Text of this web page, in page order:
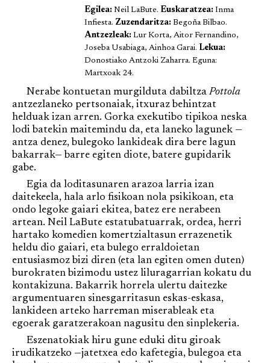
Egilea: Neil LaBute. Euskaratzea: Inma
Infiesta. Zuzendaritza: Begoña Bilbao.
Antzezleak: Lur Korta, Aitor Fernandino,
Joseba Usabiaga, Ainhoa Garai. Lekua:
Donostiako Antzoki Zaharra. Eguna:
Martxoak 24.
Nerabe kontuetan murgilduta dabiltzaPottola
antzezlaneko pertsonaiak, itxuraz behintzat
helduak izan arren. Gorka exekutibo tipikoa neska
lodi batekin maitemindu da, eta laneko lagunek —
antza denez, bulegoko lankideak dira bere lagun
bakarrak— barre egiten diote, batere gupidarik
gabe.
Egia da loditasunaren arazoa larria izan
daitekeela, hala arlo fisikoan nola psikikoan, eta
ondo legoke gaiari ekitea, batez ere nerabeen
artean. Neil LaBute estatubatuarrak, ordea, herri
hartako komedien komertzialtasun errazenetik
heldu dio gaiari, eta bulego erraldoietan
entusiasmoz bizi diren (eta lan egiten omen duten)
burokraten bizimodu ustez liluragarrian kokatu du
kontakizuna. Bakarrik horrela ulertu daitezke
argumentuaren sinesgarritasun eskas-eskasa,
lankideen arteko harreman miserableak eta
egoerak garatzerakoan nagusitu den sinplekeria.
Eszenatokiak hiru gune eduki ditu giroak
irudikatzeko —jatetxea edo kafetegia, bulegoa eta